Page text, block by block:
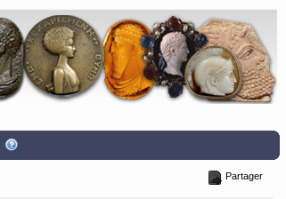
Partager